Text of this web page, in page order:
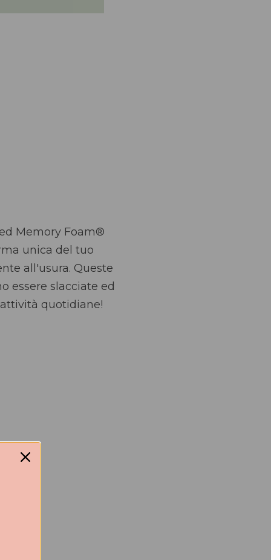
Memory Foam®
unica del tuo
all'usura. Queste
essere slacciate ed
quotidiane!